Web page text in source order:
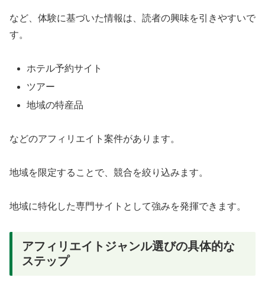
など、体験に基づいた情報は、読者の興味を引きやすいで
す。
ホテル予約サイト
ツアー
地域の特産品
などのアフィリエイト案件があります。
地域を限定することで、競合を絞り込みます。
地域に特化した専門サイトとして強みを発揮できます。
アフィリエイトジャンル選びの具体的な
ステップ